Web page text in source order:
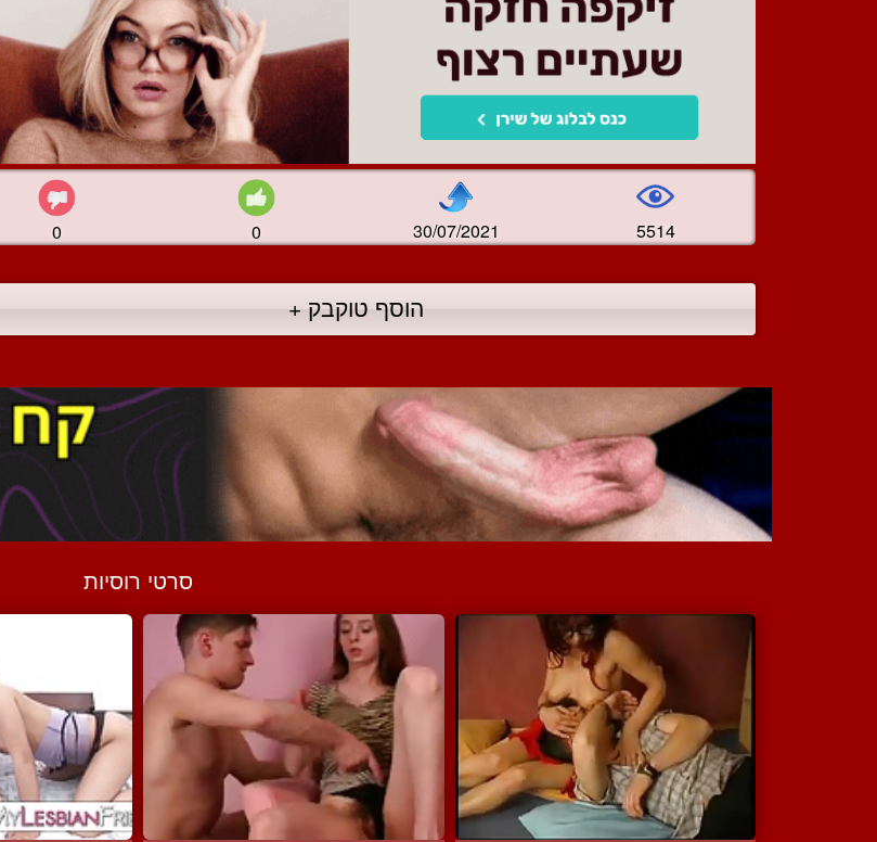
0 0 30/07/2021 5514
הוסף טוקבק +
סרטי רוסיות